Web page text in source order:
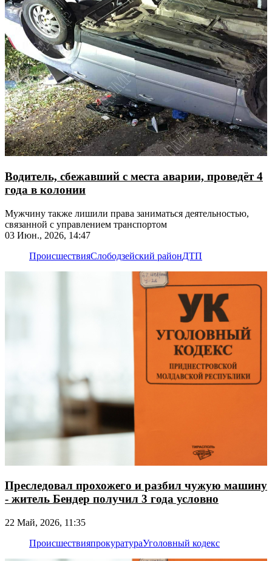
Водитель, сбежавший с места аварии, проведёт 4
года в колонии
Мужчину также лишили права заниматься деятельностью,
связанной с управлением транспортом
03 Июн., 2026, 14:47
ПроисшествияСлободзейский районДТП
Преследовал прохожего и разбил чужую машину
- житель Бендер получил 3 года условно
22 Май, 2026, 11:35
ПроисшествияпрокуратураУголовный кодекс